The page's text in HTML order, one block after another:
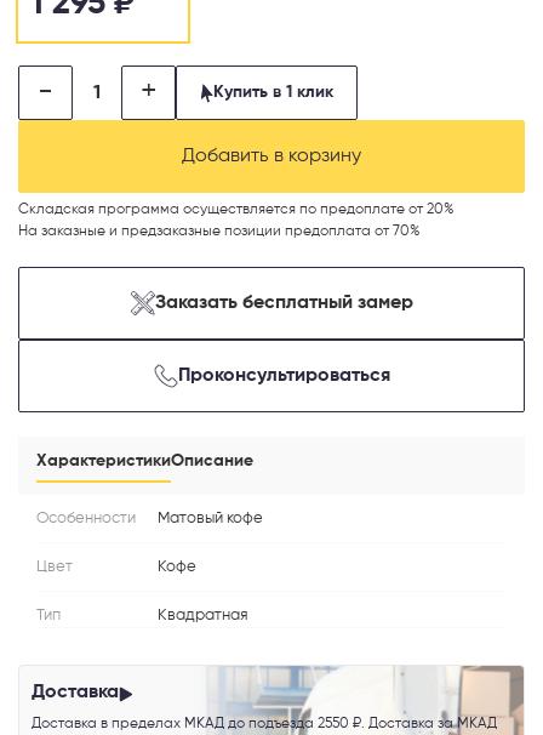
- + Купить в 1 клик
Добавить в корзину
Складская программа осуществляется по предоплате от 20%
На заказные и предзаказные позиции предоплата от 70%
Заказать бесплатный замер
Проконсультироваться
ХарактеристикиОписание
Особенности Матовый кофе
Цвет Кофе
Тип Квадратная
Доставка
Доставка в пределах МКАД до подъезда 2550 ₽. Доставка за МКАД
Перезвонить